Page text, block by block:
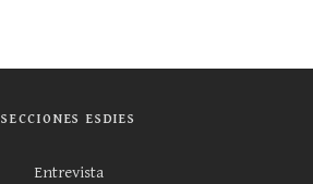
SECCIONES ESDIES
Entrevista